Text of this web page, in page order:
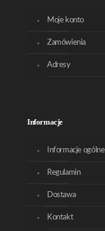
Moje konto
Zamówienia
Adresy
Informacje
Informacje ogólne
Regulamin
Dostawa
Kontakt